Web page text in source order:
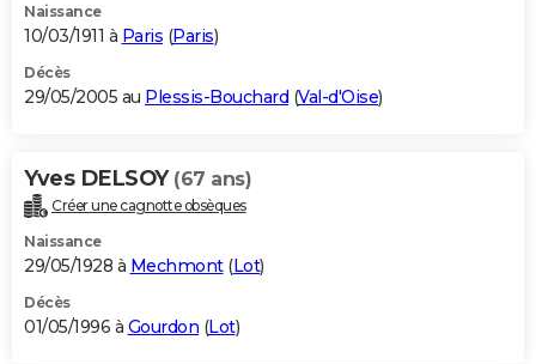
Naissance
10/03/1911 à Paris (Paris)
Décès
29/05/2005 au Plessis-Bouchard (Val-d'Oise)
Yves DELSOY (67 ans)
Créer une cagnotte obsèques
Naissance
29/05/1928 à Mechmont(Lot)
Décès
01/05/1996 à Gourdon (Lot)